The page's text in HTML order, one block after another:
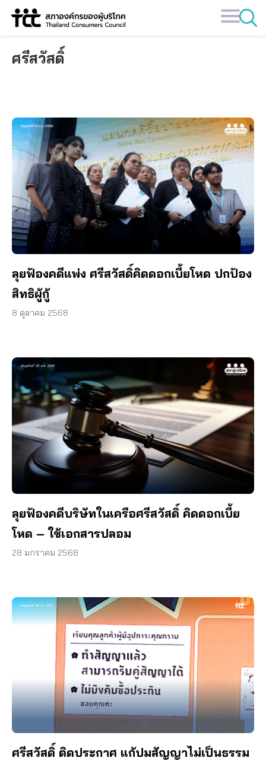
Skip
ศรีสวัสดิ์
ลุยฟ้องคดีแพ่ง ศรีสวัสดิ์คิดดอกเบี้ยโหด ปกป้อง
สิทธิผู้กู้
8 ตุลาคม 2568
ลุยฟ้องคดีบริษัทในเครือศรีสวัสดิ์ คิดดอกเบี้ย
โหด – ใช้เอกสารปลอม
28 มกราคม 2568
ศรีสวัสดิ์ ติดประกาศ แก้ปมสัญญาไม่เป็นธรรม